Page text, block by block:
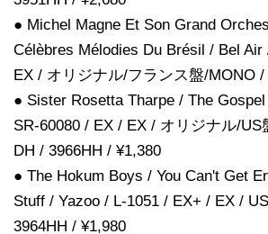
● Michel Magne Et Son Grand
Célèbres Mélodies Du Brésil / Bel Air
EX / オリジナル/フランス盤/MONO
● Sister Rosetta Tharpe / The
SR-60080 / EX / EX / オリジナル/
DH / 3966HH / ¥1,380
● The Hokum Boys / You Can't Get
Stuff / Yazoo / L-1051 / EX+ / EX /
3964HH / ¥1,980